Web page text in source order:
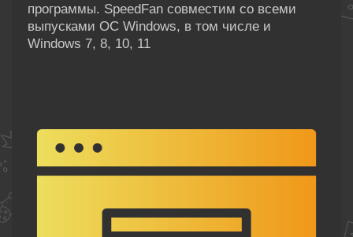
программы. SpeedFan совместим со всеми
выпусками ОС Windows, в том числе и
Windows 7, 8, 10, 11